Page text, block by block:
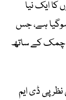
کا ایک نیا
ہے، جس
چمک کے ساتھ
پی ڈی ایم